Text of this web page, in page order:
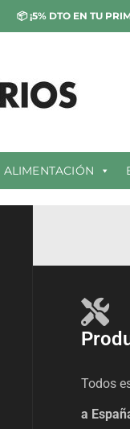
📦¡5% DTO EN TU
ALIMENTACIÓN
Todos
a